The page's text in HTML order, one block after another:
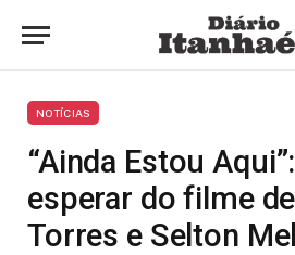
NOTÍCIAS
“Ainda Estou
esperar do filme
Torres e Selton